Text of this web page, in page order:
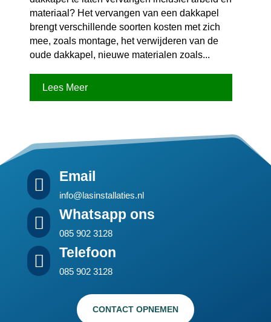
materiaal? Het vervangen van een dakkapel
brengt verschillende soorten kosten met zich
mee, zoals montage, het verwijderen van de
oude dakkapel, nieuwe materialen zoals...
Lees Meer
 Email
info@lasinstallaties.nl
 Whatsapp ons
085 902 3128
 Telefoon
085 902 3128
CONTACT OPNEMEN